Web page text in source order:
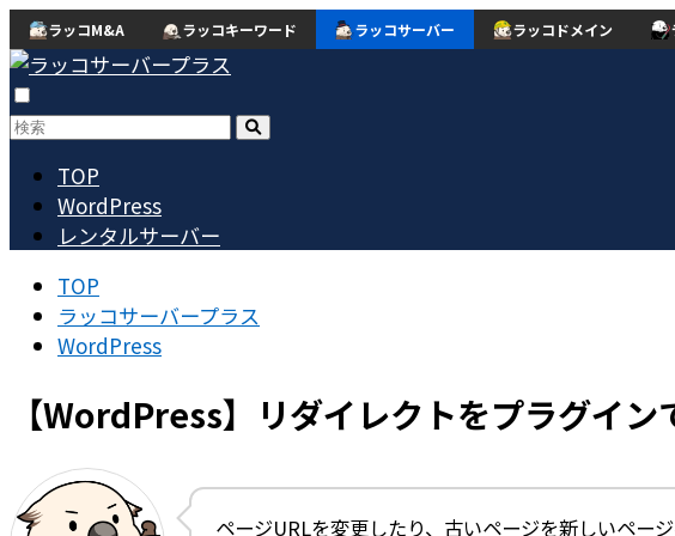
ラッコM&A ラッコキーワード ラッコサーバー ラッコドメイン
TOP
WordPress
レンタルサーバー
TOP
ラッコサーバープラス
WordPress
【WordPress】リダイレクトをプラグイ
ページURLを変更したり、古いページを新しいペー